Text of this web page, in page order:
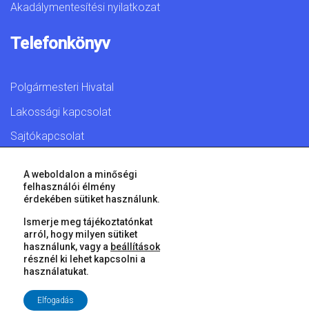
Akadálymentesítési nyilatkozat
Telefonkönyv
Polgármesteri Hivatal
Lakossági kapcsolat
Sajtókapcsolat
© 2026 Győr Megyei Jogú Város • Minden jog fenntartva!
A weboldalon a minőségi
felhasználói élmény
érdekében sütiket használunk.
Ismerje meg tájékoztatónkat
arról, hogy milyen sütiket
használunk, vagy a beállítások
résznél ki lehet kapcsolni a
használatukat.
Elfogadás